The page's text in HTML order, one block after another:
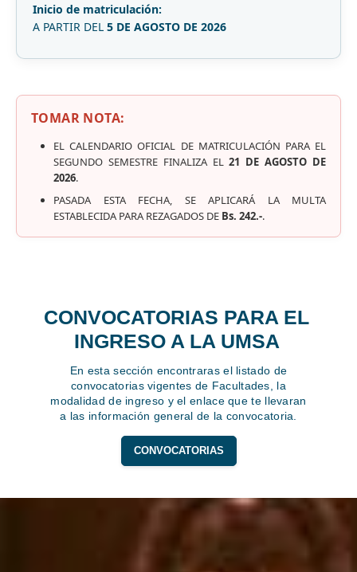
Inicio de matriculación:
A PARTIR DEL 5 DE AGOSTO DE 2026
TOMAR NOTA:
EL CALENDARIO OFICIAL DE MATRICULACIÓN PARA EL
SEGUNDO SEMESTRE FINALIZA EL21 DE AGOSTO DE
2026.
PASADA ESTA FECHA, SE APLICARÁ LA MULTA
ESTABLECIDA PARA REZAGADOS DE Bs. 242.-.
CONVOCATORIAS PARA EL
INGRESO A LA UMSA
En esta sección encontraras el listado de
convocatorias vigentes de Facultades, la
modalidad de ingreso y el enlace que te llevaran
a las información general de la convocatoria.
CONVOCATORIAS